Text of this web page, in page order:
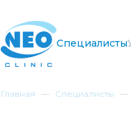
Специалисты
Главная Специалисты